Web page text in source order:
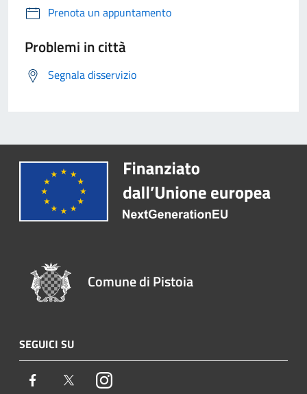
Prenota un appuntamento
Problemi in città
Segnala disservizio
Comune di Pistoia
SEGUICI SU
Facebook TwitterInstagram